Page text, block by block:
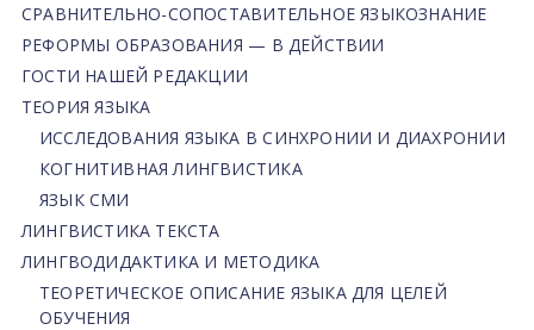
СРАВНИТЕЛЬНО-СОПОСТАВИТЕЛЬНОЕ ЯЗЫКОЗНАНИЕ
РЕФОРМЫ ОБРАЗОВАНИЯ — В ДЕЙСТВИИ
ГОСТИ НАШЕЙ РЕДАКЦИИ
ТЕОРИЯ ЯЗЫКА
ИССЛЕДОВАНИЯ ЯЗЫКА В СИНХРОНИИ И ДИАХРОНИИ
КОГНИТИВНАЯ ЛИНГВИСТИКА
ЯЗЫК СМИ
ЛИНГВИСТИКА ТЕКСТА
ЛИНГВОДИДАКТИКА И МЕТОДИКА
ТЕОРЕТИЧЕСКОЕ ОПИСАНИЕ ЯЗЫКА ДЛЯ ЦЕЛЕЙ
ОБУЧЕНИЯ